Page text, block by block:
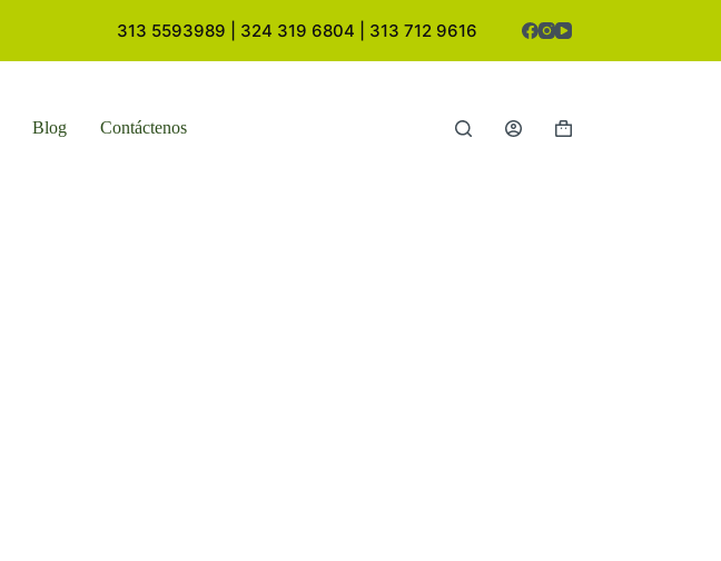
313 5593989 | 324 319 6804 | 313 712 9616
Blog Contáctenos